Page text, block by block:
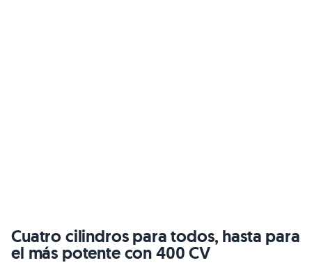
Cuatro cilindros para todos, hasta para
el más potente con 400 CV